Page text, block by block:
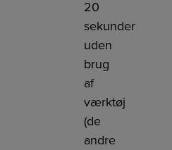
20
sekunder
uden
brug
af
værktøj
(de
andre